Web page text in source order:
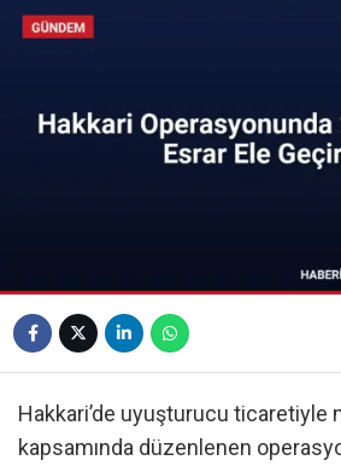
Hakkari’de uyuşturucu ticaretiyle
kapsamında düzenlenen